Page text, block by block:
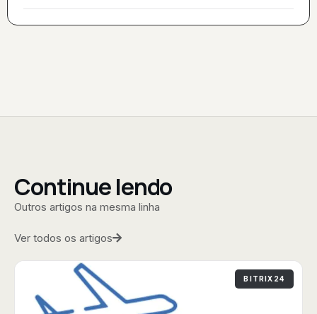
Continue lendo
Outros artigos na mesma linha
Ver todos os artigos
BITRIX24